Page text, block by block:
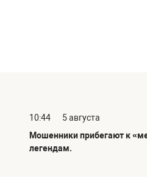
10:44
5 августа
Мошенники прибегают к
легендам.